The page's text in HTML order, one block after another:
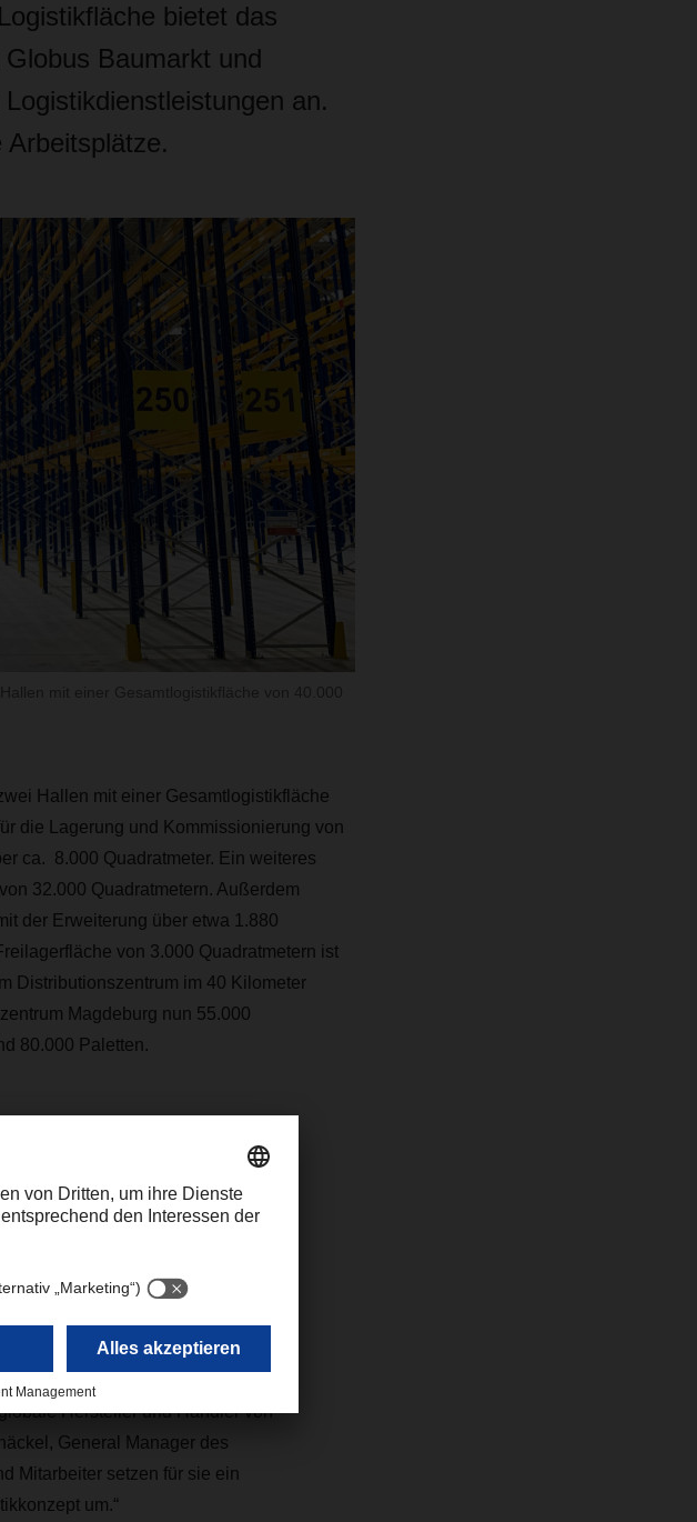
bietet das
Baumarkt und
an.
Hallen mit einer Gesamtlogistikfläche
die Lagerung und Kommissionierung von
ca. 8.000 Quadratmeter. Ein weiteres
32.000 Quadratmetern. Außerdem
der Erweiterung über etwa 1.880
von 3.000 Quadratmetern ist
Distributionszentrum im 40 Kilometer
Magdeburg nun 55.000
80.000 Paletten.
Mitarbeiter setzen für
und auf
um. ”
Logistikzentrum Magdeburg
für unseren
Hersteller und Händler von
General Manager des
Mitarbeiter setzen für sie ein
um.“